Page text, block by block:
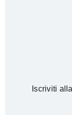
Iscriviti